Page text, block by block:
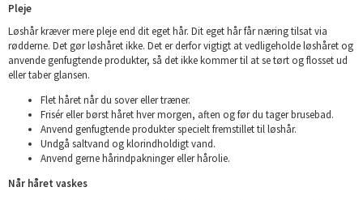
Pleje
Løshår kræver mere pleje end dit eget hår. Dit eget hår får næring tilsat via
rødderne. Det gør løshåret ikke. Det er derfor vigtigt at vedligeholde løshåret og
anvende genfugtende produkter, så det ikke kommer til at se tørt og flosset ud
eller taber glansen.
Flet håret når du sover eller træner.
Frisér eller børst håret hver morgen, aften og før du tager brusebad.
Anvend genfugtende produkter specielt fremstillet til løshår.
Undgå saltvand og klorindholdigt vand.
Anvend gerne hårindpakninger eller hårolie.
Når håret vaskes